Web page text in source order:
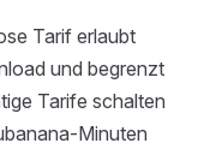
Tarif erlaubt
und begrenzt
Tarife schalten
Minuten